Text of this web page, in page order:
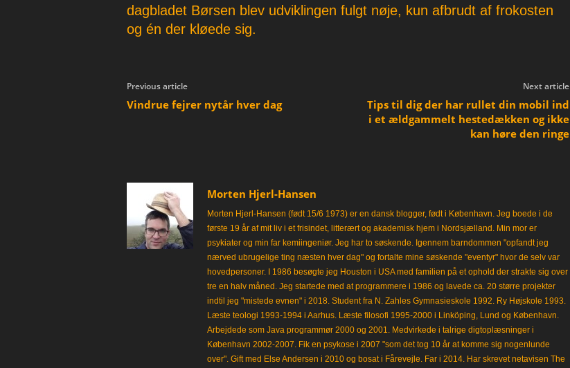
dagbladet Børsen blev udviklingen fulgt nøje, kun afbrudt af frokosten
og én der kløede sig.
Previous article
Vindrue fejrer nytår hver dag
Next article
Tips til dig der har rullet din mobil ind
i et ældgammelt hestedækken og ikke
kan høre den ringe
Morten Hjerl-Hansen
Morten Hjerl-Hansen (født 15/6 1973) er en dansk blogger, født i København. Jeg boede i de
første 19 år af mit liv i et frisindet, litterært og akademisk hjem i Nordsjælland. Min mor er
psykiater og min far kemiingeniør. Jeg har to søskende. Igennem barndommen "opfandt jeg
nærved ubrugelige ting næsten hver dag" og fortalte mine søskende "eventyr" hvor de selv var
hovedpersoner. I 1986 besøgte jeg Houston i USA med familien på et ophold der strakte sig over
tre en halv måned. Jeg startede med at programmere i 1986 og lavede ca. 20 større projekter
indtil jeg "mistede evnen" i 2018. Student fra N. Zahles Gymnasieskole 1992. Ry Højskole 1993.
Læste teologi 1993-1994 i Aarhus. Læste filosofi 1995-2000 i Linköping, Lund og København.
Arbejdede som Java programmør 2000 og 2001. Medvirkede i talrige digtoplæsninger i
København 2002-2007. Fik en psykose i 2007 "som det tog 10 år at komme sig nogenlunde
over". Gift med Else Andersen i 2010 og bosat i Fårevejle. Far i 2014. Har skrevet netavisen The